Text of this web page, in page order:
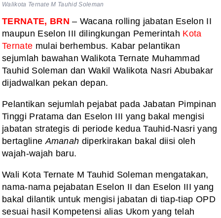
Walikota Ternate M Tauhid Soleman
TERNATE, BRN – Wacana rolling jabatan Eselon II
maupun Eselon III dilingkungan Pemerintah Kota
Ternate mulai berhembus. Kabar pelantikan
sejumlah bawahan Walikota Ternate Muhammad
Tauhid Soleman dan Wakil Walikota Nasri Abubakar
dijadwalkan pekan depan.
Pelantikan sejumlah pejabat pada Jabatan Pimpinan
Tinggi Pratama dan Eselon III yang bakal mengisi
jabatan strategis di periode kedua Tauhid-Nasri yang
bertagline Amanah diperkirakan bakal diisi oleh
wajah-wajah baru.
Wali Kota Ternate M Tauhid Soleman mengatakan,
nama-nama pejabatan Eselon II dan Eselon III yang
bakal dilantik untuk mengisi jabatan di tiap-tiap OPD
sesuai hasil Kompetensi alias Ukom yang telah